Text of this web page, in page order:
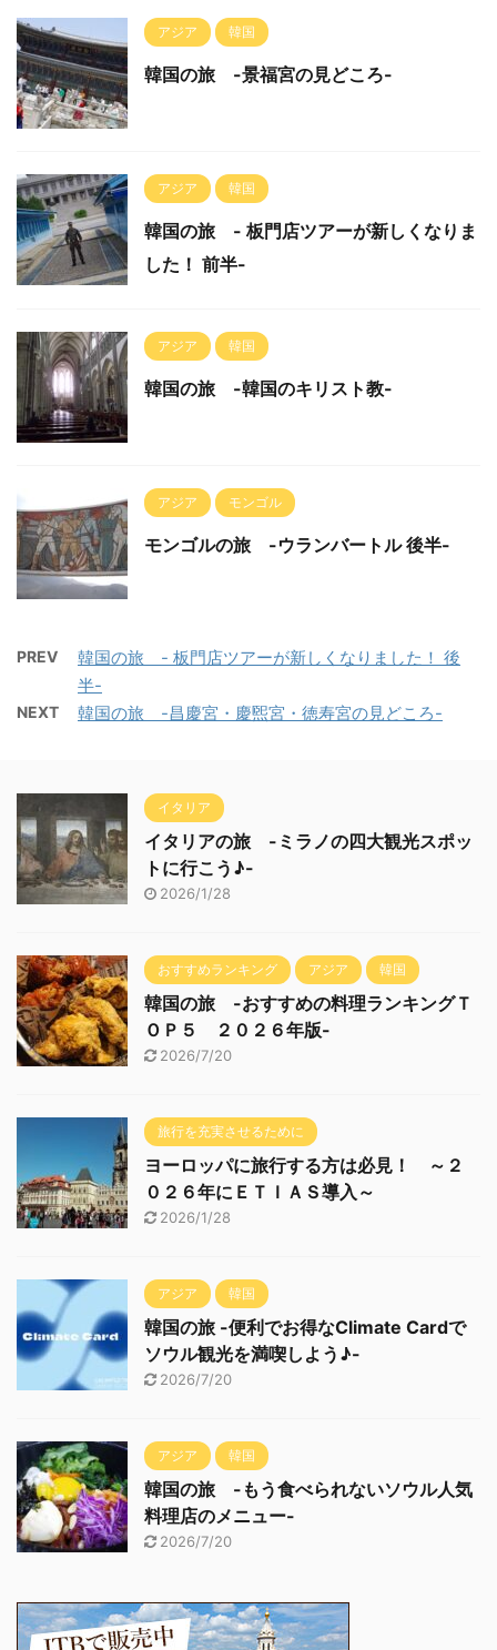
アジア 韓国
韓国の旅 -景福宮の見どころ-
アジア 韓国
韓国の旅 - 板門店ツアーが新しくなりま
した！ 前半-
アジア 韓国
韓国の旅 -韓国のキリスト教-
アジア モンゴル
モンゴルの旅 -ウランバートル 後半-
PREV
韓国の旅 - 板門店ツアーが新しくなりました！ 後
半-
NEXT 韓国の旅 -昌慶宮・慶煕宮・徳寿宮の見どころ-
イタリア
イタリアの旅 -ミラノの四大観光スポッ
トに行こう♪-
2026/1/28
おすすめランキング アジア 韓国
韓国の旅 -おすすめの料理ランキングＴ
ＯＰ５ ２０２６年版-
2026/7/20
旅行を充実させるために
ヨーロッパに旅行する方は必見！ ～２
０２６年にＥＴＩＡＳ導入～
2026/1/28
アジア 韓国
韓国の旅 -便利でお得なClimate Cardで
ソウル観光を満喫しよう♪-
2026/7/20
アジア 韓国
韓国の旅 -もう食べられないソウル人気
料理店のメニュー-
2026/7/20